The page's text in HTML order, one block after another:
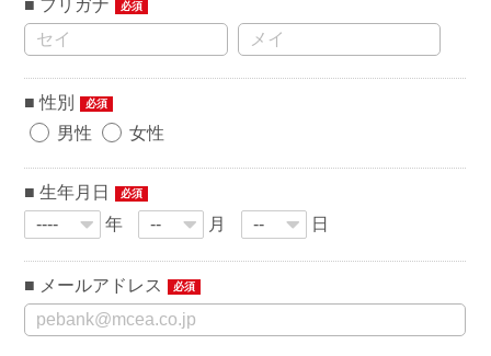
フリガナ 必須
性別 必須
男性 女性
生年月日 必須
年 月 日
メールアドレス 必須